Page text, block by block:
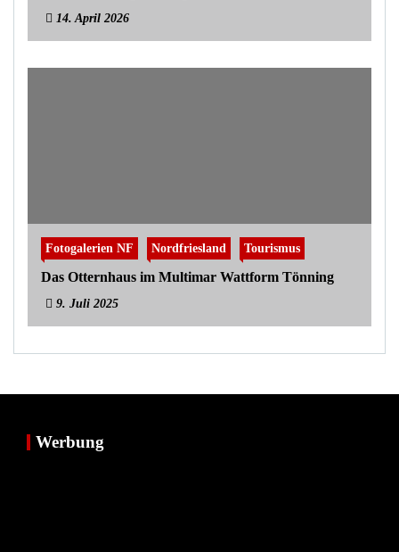
14. April 2026
Fotogalerien NF Nordfriesland Tourismus
Das Otternhaus im Multimar Wattform Tönning
9. Juli 2025
Werbung